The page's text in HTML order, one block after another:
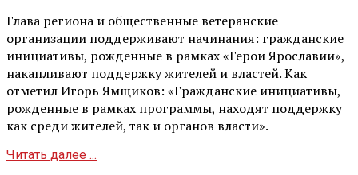
Глава региона и общественные ветеранские
организации поддерживают начинания: гражданские
инициативы, рожденные в рамках «Герои Ярославии»,
накапливают поддержку жителей и властей. Как
отметил Игорь Ямщиков: «Гражданские инициативы,
рожденные в рамках программы, находят поддержку
как среди жителей, так и органов власти».
Читать далее ...